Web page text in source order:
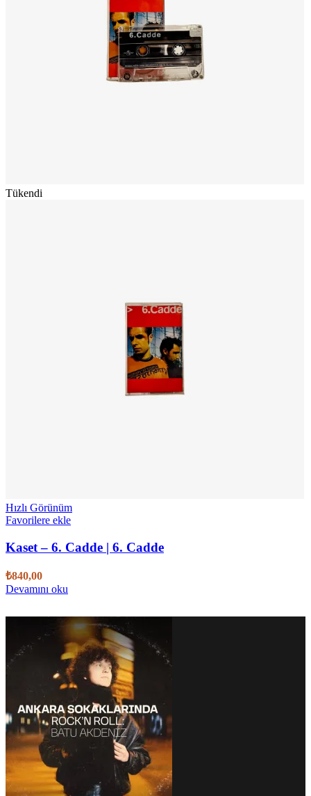
Tükendi
Hızlı Görünüm
Favorilere ekle
Kaset – 6. Cadde | 6. Cadde
₺840,00
Devamını oku